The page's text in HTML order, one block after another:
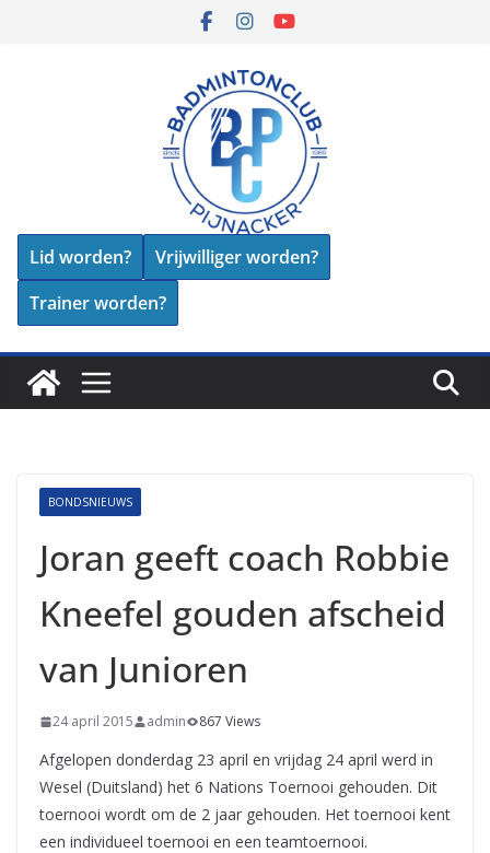
Lid worden?
Vrijwilliger worden?
Trainer worden?
BONDSNIEUWS
Joran geeft coach Robbie
Kneefel gouden afscheid
van Junioren
24 april 2015 admin 867 Views
Afgelopen donderdag 23 april en vrijdag 24 april werd in
Wesel (Duitsland) het 6 Nations Toernooi gehouden. Dit
toernooi wordt om de 2 jaar gehouden. Het toernooi kent
een individueel toernooi en een teamtoernooi.